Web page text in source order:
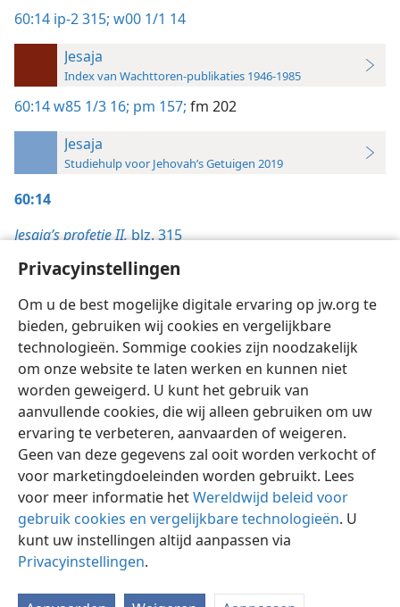
Privacyinstellingen
Om u de best mogelijke digitale ervaring op jw.org te
bieden, gebruiken wij cookies en vergelijkbare
technologieën. Sommige cookies zijn noodzakelijk
om onze website te laten werken en kunnen niet
worden geweigerd. U kunt het gebruik van
aanvullende cookies, die wij alleen gebruiken om uw
ervaring te verbeteren, aanvaarden of weigeren.
Geen van deze gegevens zal ooit worden verkocht of
voor marketingdoeleinden worden gebruikt. Lees
voor meer informatie hetWereldwijd beleid voor
gebruik cookies en vergelijkbare technologieën. U
kunt uw instellingen altijd aanpassen via
Privacyinstellingen.
60:14 ip-2 315; w00 1/1 14
Jesaja
Index van Wachttoren-publikaties 1946-1985
60:14w85 1/3 16; pm 157; fm 202
Jesaja
Studiehulp voor Jehovah’s Getuigen 2019
60:14
Jesaja’s profetie II,blz. 315
De Wachttoren,
1/1/2000, blz. 14
Nederlands Instellingen
Copyright © 2026 Watch Tower Bible and Tract Society of Pennsylvania
Gebruiksvoorwaarden Privacybeleid
Privacyinstellingen
Inloggen